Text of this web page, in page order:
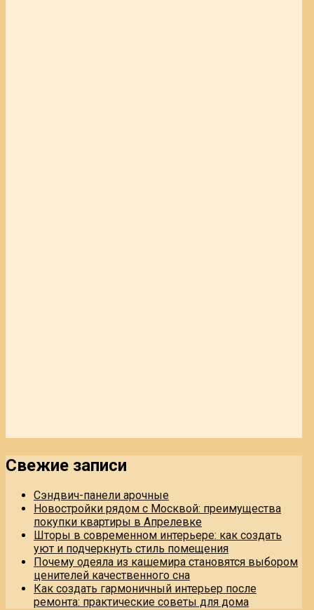
Свежие записи
Сэндвич-панели арочные
Новостройки рядом с Москвой: преимущества
покупки квартиры в Апрелевке
Шторы в современном интерьере: как создать
уют и подчеркнуть стиль помещения
Почему одеяла из кашемира становятся выбором
ценителей качественного сна
Как создать гармоничный интерьер после
ремонта: практические советы для дома